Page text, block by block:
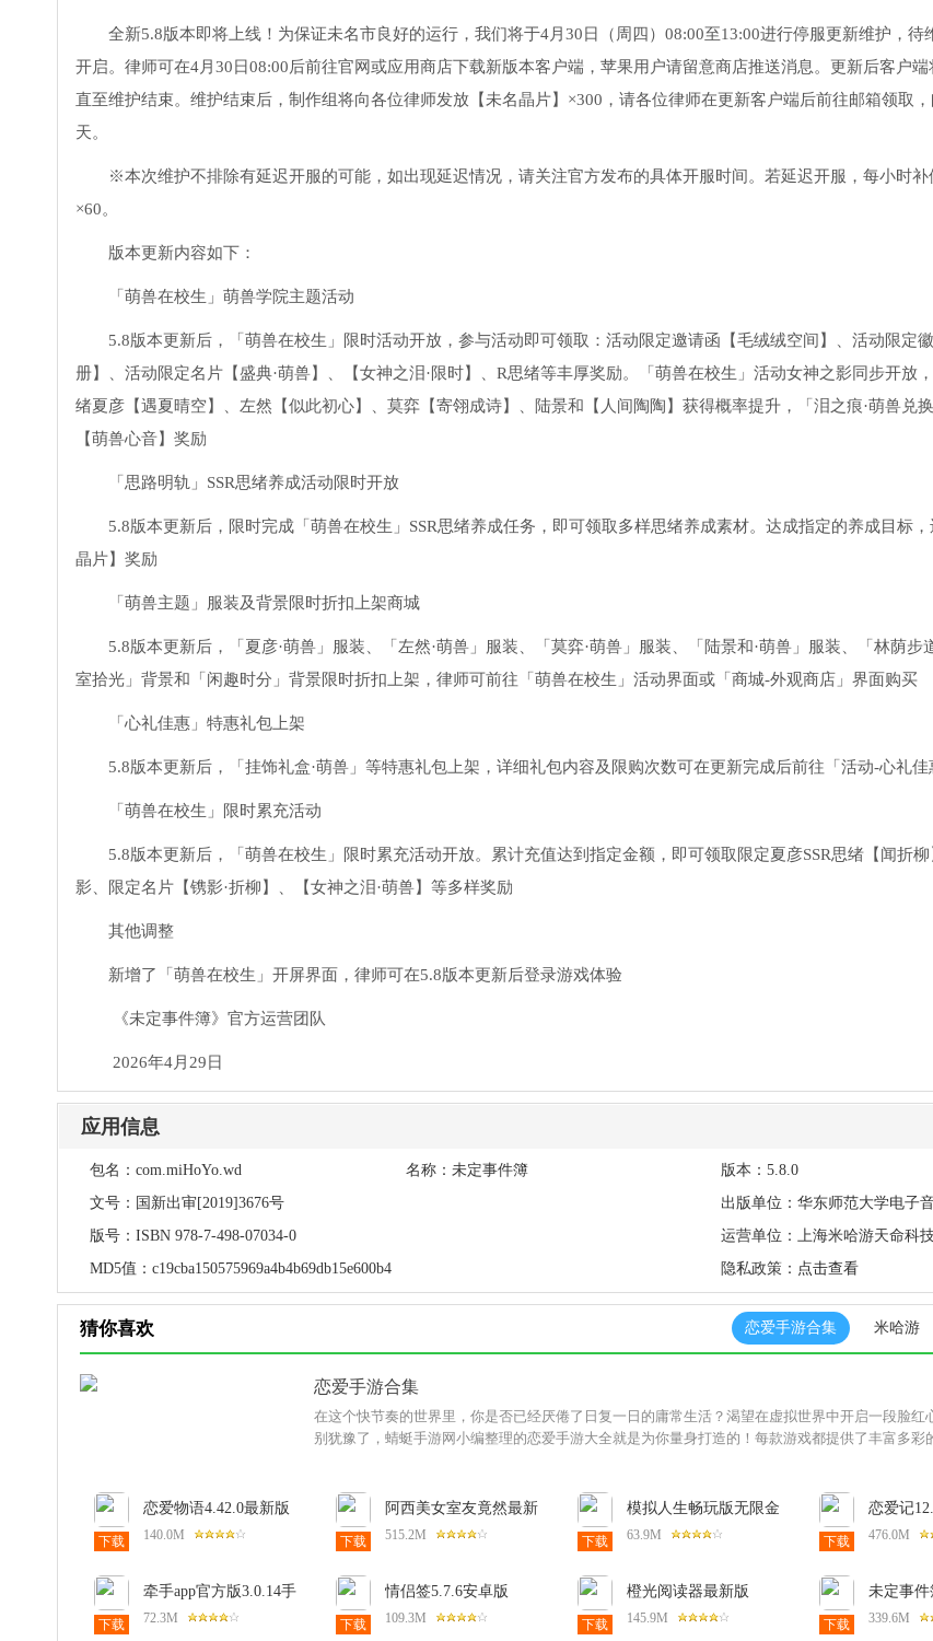
全新5.8版本即将上线！为保证未名市良好的运行，我们将于4月30日（周四）08:00至13:00进行停服更新维护，待
开启。律师可在4月30日08:00后前往官网或应用商店下载新版本客户端，苹果用户请留意商店推送消息。更新后客户
直至维护结束。维护结束后，制作组将向各位律师发放【未名晶片】×300，请各位律师在更新客户端后前往邮箱领取
天。
※本次维护不排除有延迟开服的可能，如出现延迟情况，请关注官方发布的具体开服时间。若延迟开服，每小时补
×60。
版本更新内容如下：
「萌兽在校生」萌兽学院主题活动
5.8版本更新后，「萌兽在校生」限时活动开放，参与活动即可领取：活动限定邀请函【毛绒绒空间】、活动限定
册】、活动限定名片【盛典·萌兽】、【女神之泪·限时】、R思绪等丰厚奖励。「萌兽在校生」活动女神之影同步开放
绪夏彦【遇夏晴空】、左然【似此初心】、莫弈【寄翎成诗】、陆景和【人间陶陶】获得概率提升，「泪之痕·萌兽兑
【萌兽心音】奖励
「思路明轨」SSR思绪养成活动限时开放
5.8版本更新后，限时完成「萌兽在校生」SSR思绪养成任务，即可领取多样思绪养成素材。达成指定的养成目标
晶片】奖励
「萌兽主题」服装及背景限时折扣上架商城
5.8版本更新后，「夏彦·萌兽」服装、「左然·萌兽」服装、「莫弈·萌兽」服装、「陆景和·萌兽」服装、「林荫步
室拾光」背景和「闲趣时分」背景限时折扣上架，律师可前往「萌兽在校生」活动界面或「商城-外观商店」界面购买
「心礼佳惠」特惠礼包上架
5.8版本更新后，「挂饰礼盒·萌兽」等特惠礼包上架，详细礼包内容及限购次数可在更新完成后前往「活动-心礼
「萌兽在校生」限时累充活动
5.8版本更新后，「萌兽在校生」限时累充活动开放。累计充值达到指定金额，即可领取限定夏彦SSR思绪【闻折
影、限定名片【镌影·折柳】、【女神之泪·萌兽】等多样奖励
其他调整
新增了「萌兽在校生」开屏界面，律师可在5.8版本更新后登录游戏体验
《未定事件簿》官方运营团队
2026年4月29日
应用信息
包名： com.miHoYo.wd 名称： 未定事件簿 版本：5.8.0
文号： 国新出审[2019]3676号 出版单位：华东师范大学电子
公司
版号： ISBN 978-7-498-07034-0 运营单位：上海米哈游天命科
MD5值： c19cba150575969a4b4b69db15e600b4 隐私政策： 点击查看
猜你喜欢 恋爱手游合集 米哈游
恋爱手游合集
在这个快节奏的世界里，你是否已经厌倦了日复一日的庸常生活？渴望在虚拟世界中开启一段脸红
别犹豫了，蜻蜓手游网小编整理的恋爱手游大全就是为你量身打造的！每款游戏都提供了丰富多彩
下载
恋爱物语4.42.0最新版
140.0M 下载
阿西美女室友竟然最新
版本(Five Hearts Under
One Roof)1.2.1安卓版
515.2M 下载
模拟人生畅玩版无限金
币钻石版满VIP最新版
114.0.2中文版
63.9M 下载
恋爱记
476.0M
下载
牵手app官方版3.0.14手
机版
72.3M 下载
情侣签5.7.6安卓版
109.3M 下载
橙光阅读器最新版
20233.29.0.0424安卓版
145.9M 下载
未定事件
安卓版
339.6M